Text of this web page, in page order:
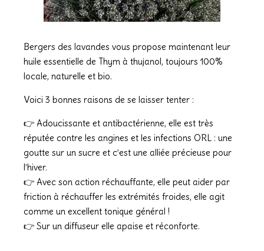
Bergers des lavandes vous propose maintenant leur
huile essentielle de Thym à thujanol, toujours 100%
locale, naturelle et bio.
Voici 3 bonnes raisons de se laisser tenter :
👉 Adoucissante et antibactérienne, elle est très
réputée contre les angines et les infections ORL : une
goutte sur un sucre et c’est une alliée précieuse pour
l’hiver.
👉 Avec son action réchauffante, elle peut aider par
friction à réchauffer les extrémités froides, elle agit
comme un excellent tonique général !
👉 Sur un diffuseur elle apaise et réconforte.